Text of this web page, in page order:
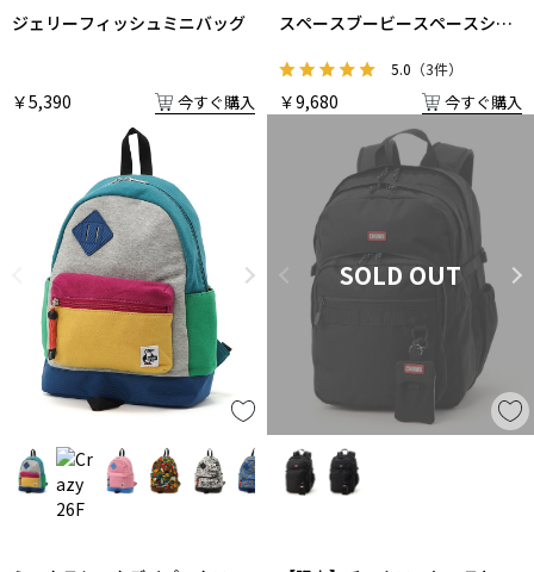
ジェリーフィッシュミニバッグ
￥5,390 今すぐ購入
スペースブービースペースシッ
5.0 （3件）
￥9,680 今すぐ購入
SOLD OUT